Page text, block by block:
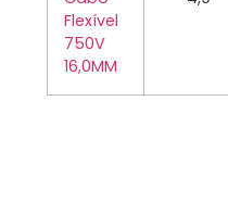
Flexível
750V
16,0MM